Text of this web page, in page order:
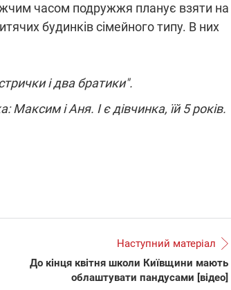
часом подружжя планує взяти на
будинків сімейного типу. В них
і два братики".
Максим і Аня. І є дівчинка, їй 5 років.
Наступний матеріал
До кінця квітня школи Київщини мають
облаштувати пандусами [відео]
після
ПЛІВКИ МІНДІЧА: СПРАВА
Нова підозра у справі Міндіча:
взялося за колишнього
директора Енергоатому
З колишнього віцепрем'єра
Працюють на
передовій:
підтримайте